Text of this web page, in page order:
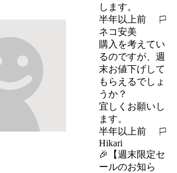
します。
半年以上前
報告する
ネコ安美
購入を考えてい
るのですが、週
末お値下げして
もらえるでしょ
うか？
宜しくお願いし
ます。
半年以上前
報告する
Hikari
🎉【週末限定セ
ールのお知ら